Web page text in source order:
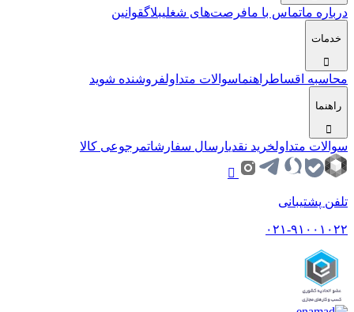
درباره ماتماس با مافرصت‌های شغلیبلاگقوانین
خدمات
محاسبه اقساطراهنماسوالات متداولفروشنده شوید
راهنما
سوالات متداولخرید نقدیارسال سفارشاتمرجوعی کالا
تلفن پشتیبانی
۰۲۱-۹۱۰۰۱۰۲۲